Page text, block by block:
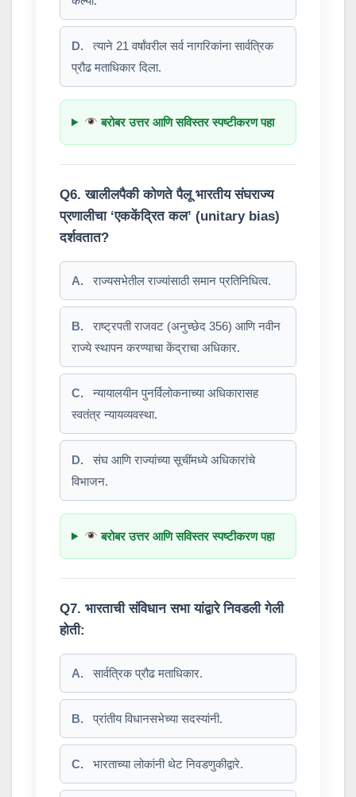
D.
त्याने 21 वर्षांवरील सर्व नागरिकांना सार्वत्रिक
प्रौढ मताधिकार दिला.
बरोबर उत्तर आणि सविस्तर स्पष्टीकरण पहा
Q6. खालीलपैकी कोणते पैलू भारतीय संघराज्य
प्रणालीचा ‘एककेंद्रित कल’ (unitary bias)
दर्शवतात?
A. राज्यसभेतील राज्यांसाठी समान प्रतिनिधित्व.
B.
राष्ट्रपती राजवट (अनुच्छेद 356) आणि नवीन
राज्ये स्थापन करण्याचा केंद्राचा अधिकार.
C.
न्यायालयीन पुनर्विलोकनाच्या अधिकारासह
स्वतंत्र न्यायव्यवस्था.
D.
संघ आणि राज्यांच्या सूचींमध्ये अधिकारांचे
विभाजन.
बरोबर उत्तर आणि सविस्तर स्पष्टीकरण पहा
Q7. भारताची संविधान सभा यांद्वारे निवडली गेली
होती:
A. सार्वत्रिक प्रौढ मताधिकार.
B. प्रांतीय विधानसभेच्या सदस्यांनी.
C. भारताच्या लोकांनी थेट निवडणुकीद्वारे.